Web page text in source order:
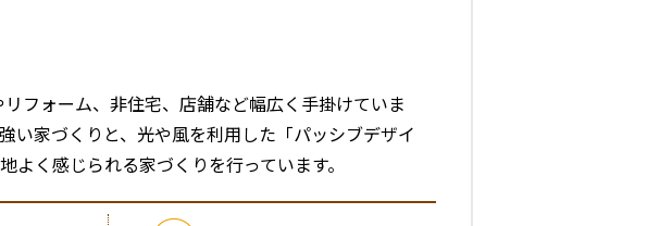
フォーム、非住宅、店舗など幅広く手掛けていま
い家づくりと、光や風を利用した「パッシブデザイ
よく感じられる家づくりを行っています。